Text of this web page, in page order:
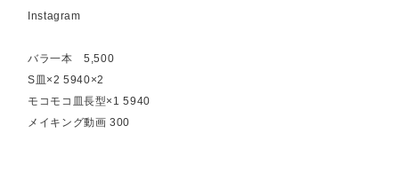
Instagram
バラ一本 5,500
S皿×2 5940×2
モコモコ皿長型×1 5940
メイキング動画 300